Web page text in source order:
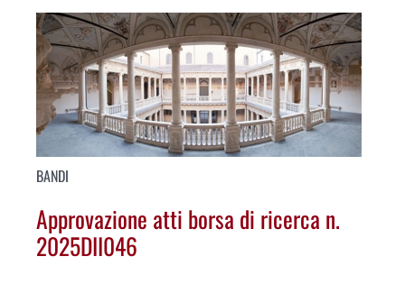
BANDI
Approvazione atti borsa di ricerca n.
2025DII046